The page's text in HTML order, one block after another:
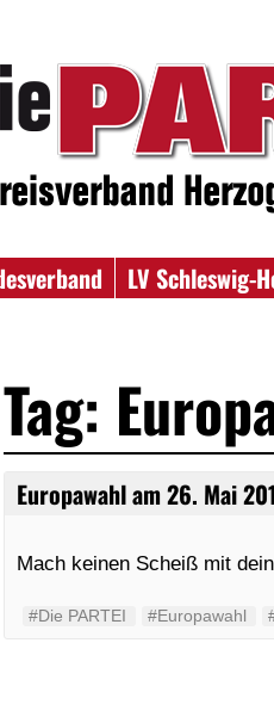
LV Schleswig-
Tag:
Europawahl am 26. Mai
Mach keinen Scheiß mit
#Die PARTEI #Europawahl